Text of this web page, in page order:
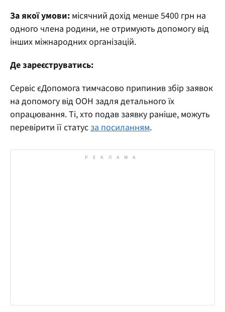
За якої умови: місячний дохід менше 5400 грн на
одного члена родини, не отримують допомогу від
інших міжнародних організацій.
Де зареєструватись:
Сервіс єДопомога тимчасово припинив збір заявок
на допомогу від ООН задля детального їх
опрацювання. Ті, хто подав заявку раніше, можуть
перевірити її статусза посиланням.